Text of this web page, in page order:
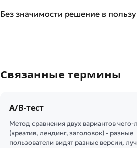
Без значимости решение в
Связанные термины
A/B-тест
Метод сравнения двух вариантов чего-
(креатив, лендинг, заголовок) - разные
пользователи видят разные версии,